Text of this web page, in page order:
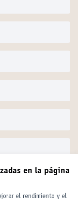
en la página
el rendimiento y el